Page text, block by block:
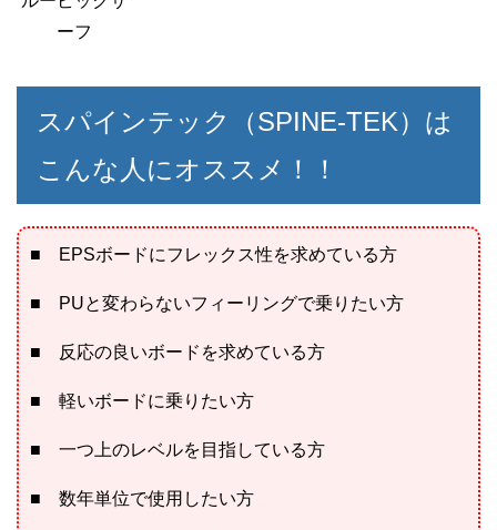
ーフ
スパインテック（SPINE-TEK）は
こんな人にオススメ！！
■ EPSボードにフレックス性を求めている方
■ PUと変わらないフィーリングで乗りたい方
■ 反応の良いボードを求めている方
■ 軽いボードに乗りたい方
■ 一つ上のレベルを目指している方
■ 数年単位で使用したい方